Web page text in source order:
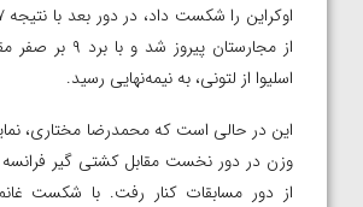
از مجارستان پیروز
اسلیوا از لتونی، به نیمه‌نهایی رسید.
این در حالی است که محمدرضا مختاری،
وزن در دور نخست مقابل کشتی گیر
از دور مسابقات کنار رفت. با شکست